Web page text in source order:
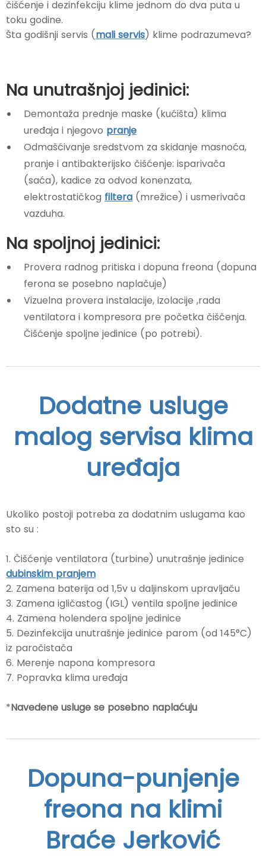
čišćenje i dezinfekciju klime jednom do dva puta u
toku godine.
Šta godišnji servis (mali servis) klime podrazumeva?
Na unutrašnjoj jedinici:
Demontaža prednje maske (kućišta) klima
uređaja i njegovo pranje
Odmašćivanje sredstvom za skidanje masnoća,
pranje i antibakterijsko čišćenje: isparivača
(saća), kadice za odvod konenzata,
elektrostatičkog filtera (mrežice) i usmerivača
vazduha.
Na spoljnoj jedinici:
Provera radnog pritiska i dopuna freona (dopuna
ferona se posebno naplačuje)
Vizuelna provera instalacije, izolacije ,rada
ventilatora i kompresora pre početka čiščenja.
Čišćenje spoljne jedinice (po potrebi).
Dodatne usluge
malog servisa klima
uređaja
Ukoliko postoji potreba za dodatnim uslugama kao
sto su :
1. Čišćenje ventilatora (turbine) unutrašnje jedinice
dubinskim pranjem
2. Zamena baterija od 1,5v u daljinskom upravljaču
3. Zamena igličastog (IGL) ventila spoljne jedinice
4. Zamena holendera spoljne jedinice
5. Dezinfekcija unutrašnje jedinice parom (od 145°C)
iz paročistača
6. Merenje napona kompresora
7. Popravka klima uređaja
*Navedene usluge se posebno naplaćuju
Dopuna-punjenje
freona na klimi
Braće Jerković